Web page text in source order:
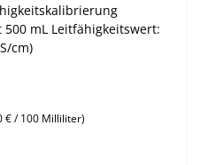
mL Leitfähigkeitswert:
cm)
€ / 100 Milliliter)